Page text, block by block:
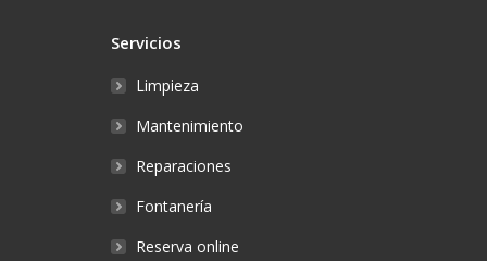
Servicios
Limpieza
Mantenimiento
Reparaciones
Fontanería
Reserva online